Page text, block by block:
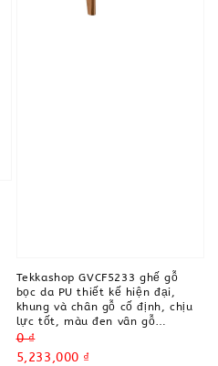
Tekkashop GVCF5233 ghế gỗ
bọc da PU thiết kế hiện đại,
khung và chân gỗ cố định, chịu
lực tốt, màu đen vân gỗ…
Regular
price
0 ₫
Sale
5,233,000 ₫